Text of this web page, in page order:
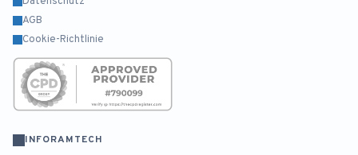
AGB
Cookie-Richtlinie
INFORAMTECH